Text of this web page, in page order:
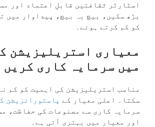
اسٹارٹر ثقافتیں قابلِ اعتماد اور
بڑھ سکیں، بیچ بہ بیچ، پیداوار میں
کو کم کرتے ہوئے۔
معیاری استریلیزیشن
میں سرمایہ کاری کریں
مناسب استریلیزیشن کی اہمیت کو کم
سکتا۔ اعلیٰ معیار کے پاستورائزیشن
سرمایہ کاری سے مصنوعات کی حفاظت،
اور معیار میں بہتری آتی ہے۔